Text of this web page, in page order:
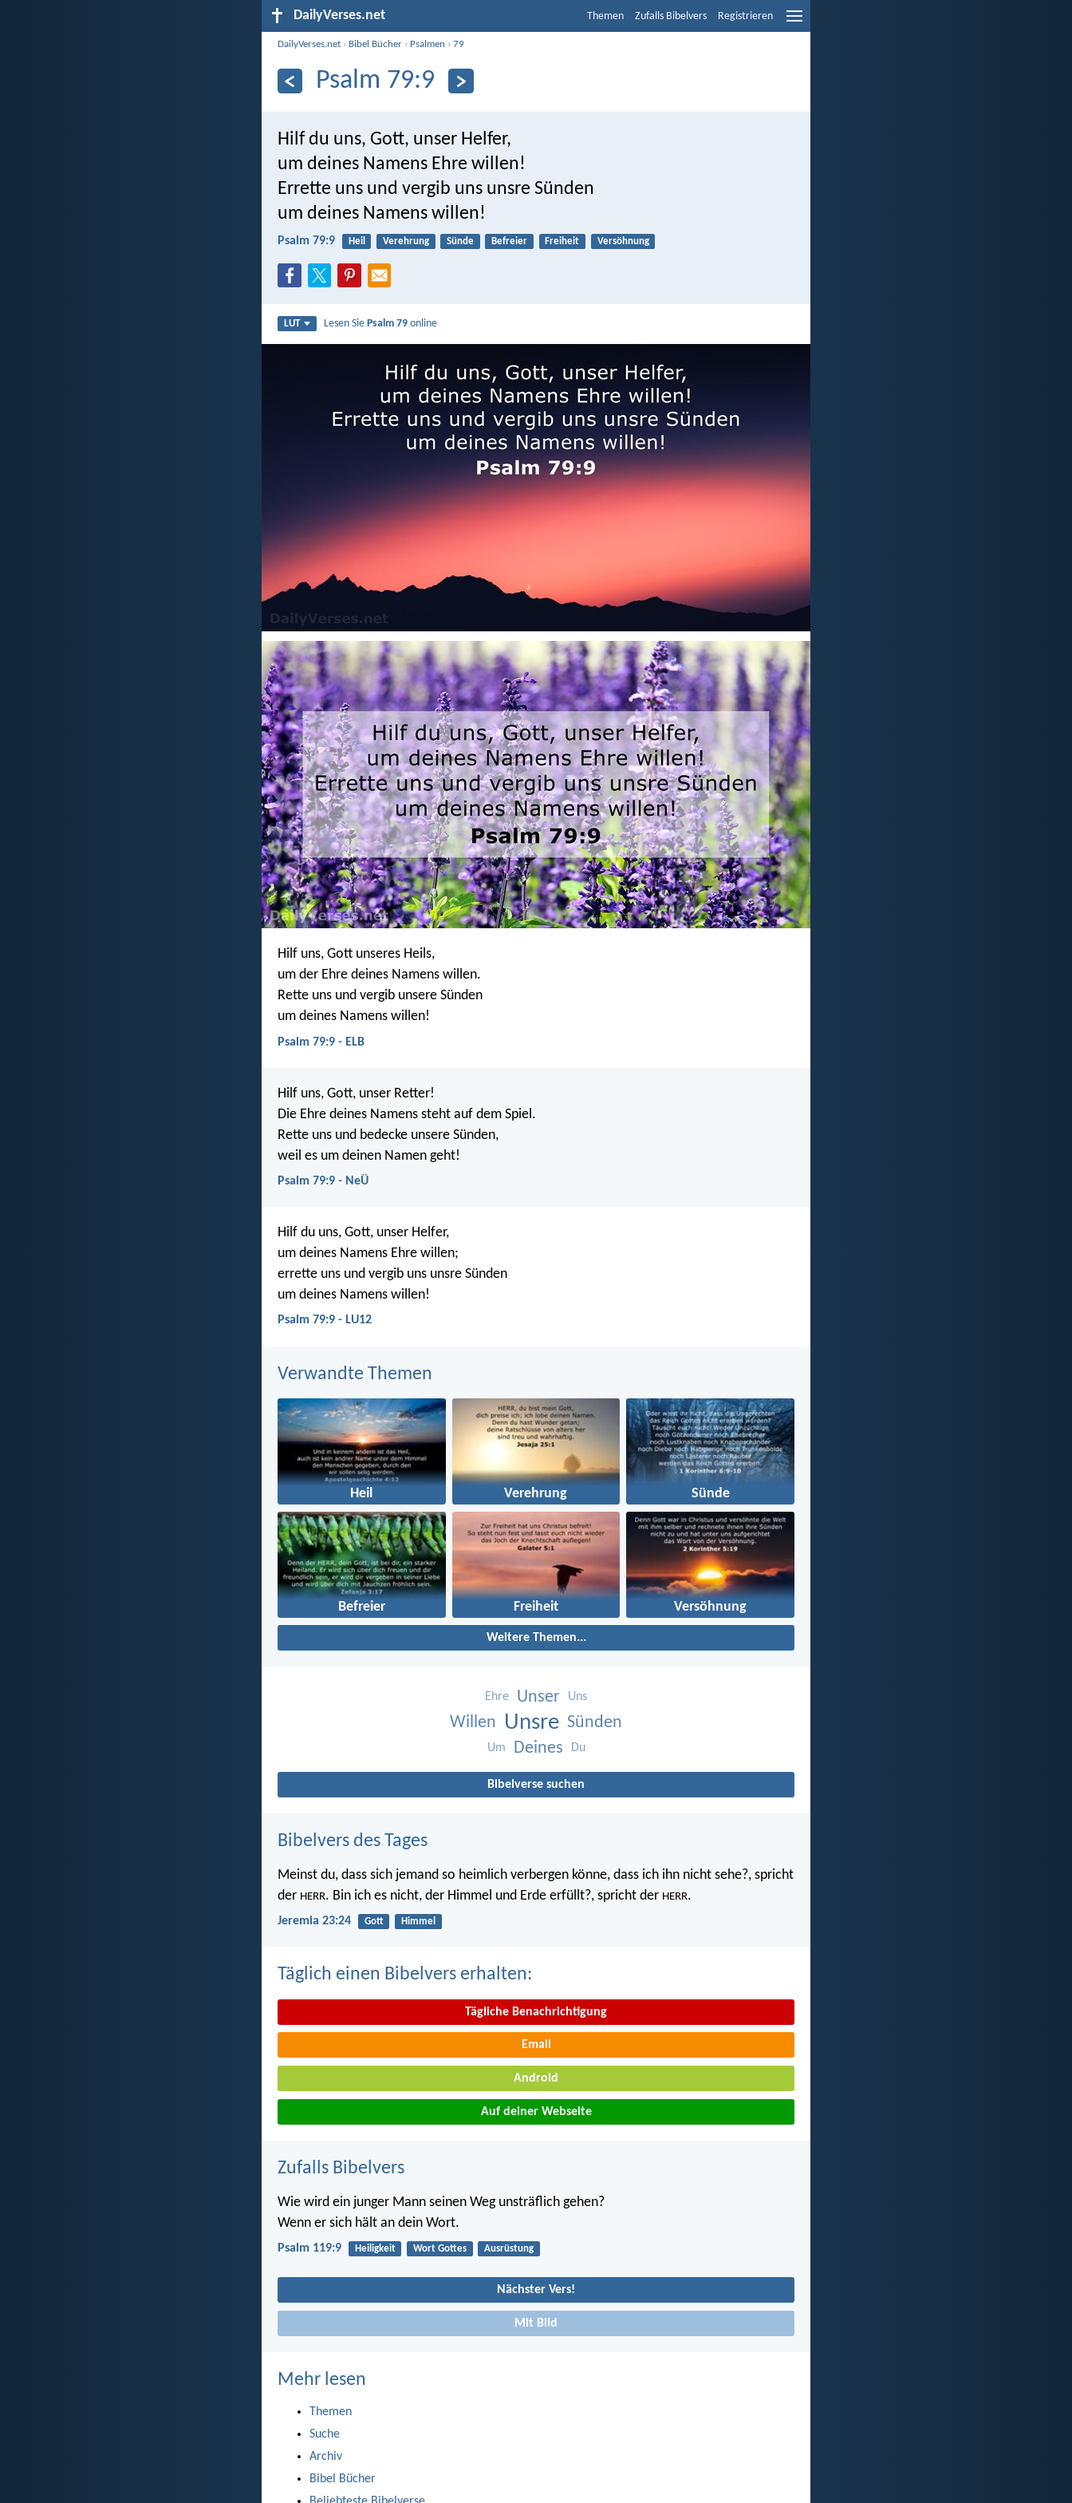
DailyVerses.net Themen Zufalls Bibelvers Registrieren
DailyVerses.net › Bibel Bücher › Psalmen ›79
Psalm 79:9
Hilf du uns, Gott, unser Helfer,
um deines Namens Ehre willen!
Errette uns und vergib uns unsre Sünden
um deines Namens willen!
Psalm 79:9 Heil Verehrung Sünde Befreier Freiheit Versöhnung
LUT Lesen SiePsalm 79 online
Hilf uns, Gott unseres Heils,
um der Ehre deines Namens willen.
Rette uns und vergib unsere Sünden
um deines Namens willen!
Psalm 79:9 - ELB
Hilf uns, Gott, unser Retter!
Die Ehre deines Namens steht auf dem Spiel.
Rette uns und bedecke unsere Sünden,
weil es um deinen Namen geht!
Psalm 79:9 - NeÜ
Hilf du uns, Gott, unser Helfer,
um deines Namens Ehre willen;
errette uns und vergib uns unsre Sünden
um deines Namens willen!
Psalm 79:9 - LU12
Verwandte Themen
Heil Verehrung Sünde
Befreier Freiheit Versöhnung
Weitere Themen...
Ehre Unser Uns
Willen Unsre Sünden
Um Deines Du
Bibelverse suchen
Bibelvers des Tages
Meinst du, dass sich jemand so heimlich verbergen könne, dass ich ihn nicht sehe?, spricht
der HERR. Bin ich es nicht, der Himmel und Erde erfüllt?, spricht der HERR.
Jeremia 23:24 Gott Himmel
Täglich einen Bibelvers erhalten:
Tägliche Benachrichtigung
Email
Android
Auf deiner Webseite
Zufalls Bibelvers
Wie wird ein junger Mann seinen Weg unsträflich gehen?
Wenn er sich hält an dein Wort.
Psalm 119:9 Heiligkeit Wort Gottes Ausrüstung
Nächster Vers!
Mit Bild
Mehr lesen
Themen
Suche
Archiv
Bibel Bücher